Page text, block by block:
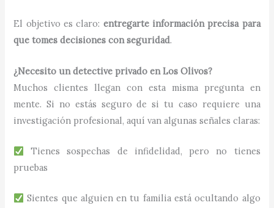
El objetivo es claro: entregarte información precisa para
que tomes decisiones con seguridad.
¿Necesito un detective privado en Los Olivos?
Muchos clientes llegan con esta misma pregunta en
mente. Si no estás seguro de si tu caso requiere una
investigación profesional, aquí van algunas señales claras:
Tienes sospechas de infidelidad, pero no tienes
pruebas
Sientes que alguien en tu familia está ocultando algo